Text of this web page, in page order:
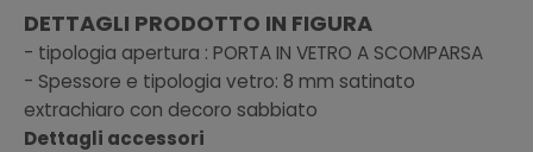
DETTAGLI PRODOTTO IN FIGURA
- tipologia apertura : PORTA IN VETRO A SCOMPARSA
- Spessore e tipologia vetro: 8 mm satinato
extrachiaro con decoro sabbiato
Dettagli accessori